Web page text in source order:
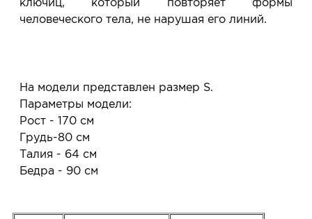
человеческого тела, не нарушая его линий.
На модели представлен размер S.
Параметры модели:
Рост - 170 см
Грудь-80 см
Талия - 64 см
Бедра - 90 см